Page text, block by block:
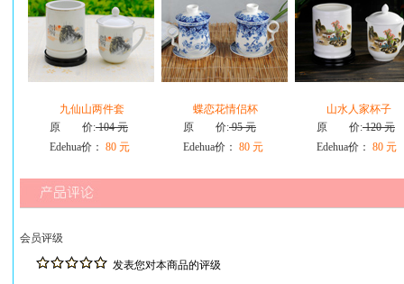
九仙山两件套
原 价:104 元
Edehua价： 80 元
蝶恋花情侣杯
原 价:95 元
Edehua价： 80 元
山水人家杯子
原 价:120 元
Edehua价： 80 元
会员评级
发表您对本商品的评级